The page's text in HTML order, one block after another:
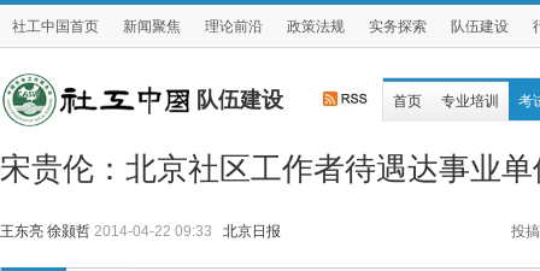
社工中国首页 新闻聚焦 理论前沿 政策法规 实务探索 队伍建设
队伍建设 首页 专业培训 考
宋贵伦：北京社区工作者待遇达事业
王东亮 徐颢哲 2014-04-22 09:33 北京日报 投搞